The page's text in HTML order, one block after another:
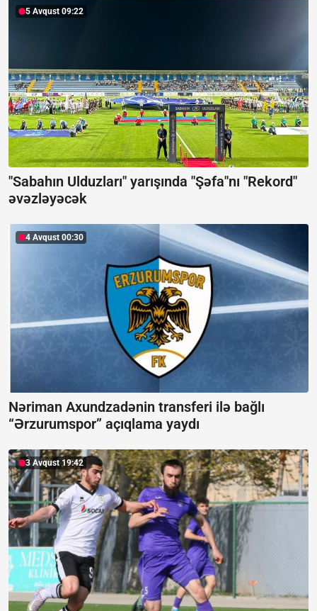
5 Avqust 09:22
"Sabahın Ulduzları" yarışında "Şəfa"nı "Rekord"
əvəzləyəcək
4 Avqust 00:30
Nəriman Axundzadənin transferi ilə bağlı
“Ərzurumspor” açıqlama yaydı
3 Avqust 19:42